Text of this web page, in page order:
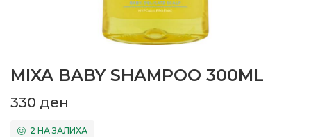
MIXA BABY SHAMPOO 300ML
330 ден
2 НА ЗАЛИХА